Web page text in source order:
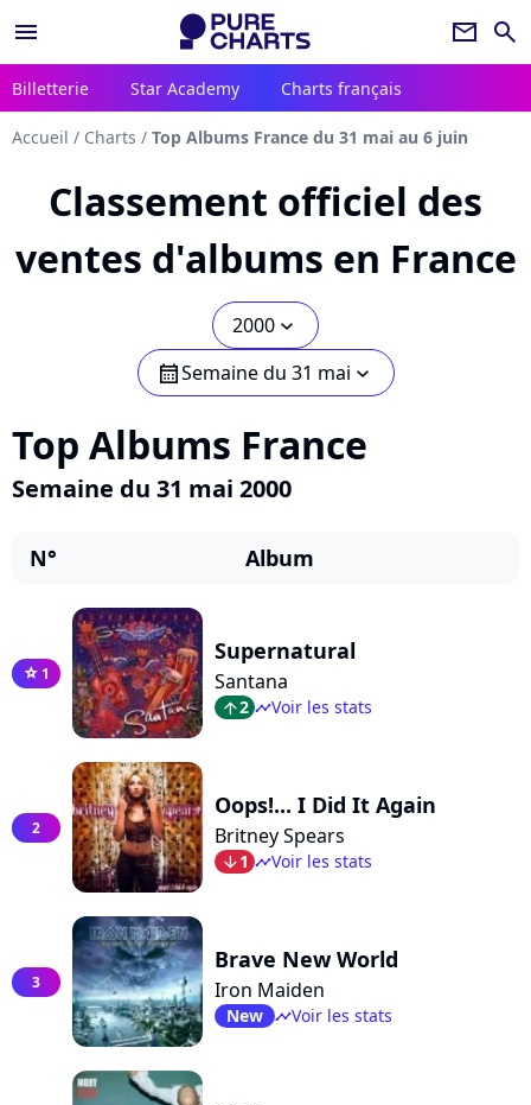
menu newsletter search
Billetterie Star Academy Charts français
Accueil / Charts / Top Albums France du 31 mai au 6 juin
Classement officiel des
ventes d'albums en France
2000 chevron_bot
calendarSemaine du 31 mai chevron_bot
Top Albums France
Semaine du 31 mai 2000
N° Album
star 1
Supernatural
Santana
arrow_top2 timelineVoir les stats
2
Oops!... I Did It Again
Britney Spears
arrow_bot1 timelineVoir les stats
3
Brave New World
Iron Maiden
New timelineVoir les stats